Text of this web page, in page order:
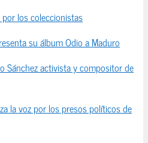
los coleccionistas
su álbum Odio a Maduro
Sánchez activista y compositor de
la voz por los presos políticos de